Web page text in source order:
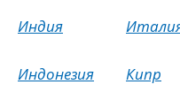
Индия
Индонезия Кипр